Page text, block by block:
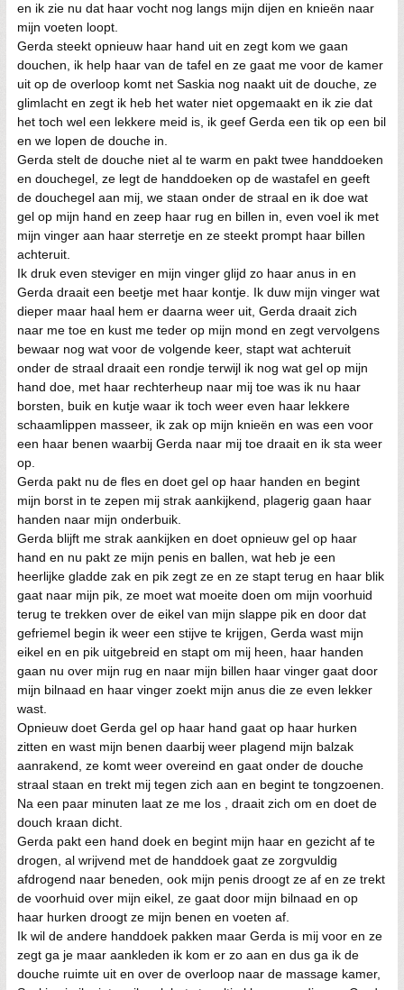
en ik zie nu dat haar vocht nog langs mijn dijen en knieën naar
mijn voeten loopt.
Gerda steekt opnieuw haar hand uit en zegt kom we gaan
douchen, ik help haar van de tafel en ze gaat me voor de kamer
uit op de overloop komt net Saskia nog naakt uit de douche, ze
glimlacht en zegt ik heb het water niet opgemaakt en ik zie dat
het toch wel een lekkere meid is, ik geef Gerda een tik op een bil
en we lopen de douche in.
Gerda stelt de douche niet al te warm en pakt twee handdoeken
en douchegel, ze legt de handdoeken op de wastafel en geeft
de douchegel aan mij, we staan onder de straal en ik doe wat
gel op mijn hand en zeep haar rug en billen in, even voel ik met
mijn vinger aan haar sterretje en ze steekt prompt haar billen
achteruit.
Ik druk even steviger en mijn vinger glijd zo haar anus in en
Gerda draait een beetje met haar kontje. Ik duw mijn vinger wat
dieper maar haal hem er daarna weer uit, Gerda draait zich
naar me toe en kust me teder op mijn mond en zegt vervolgens
bewaar nog wat voor de volgende keer, stapt wat achteruit
onder de straal draait een rondje terwijl ik nog wat gel op mijn
hand doe, met haar rechterheup naar mij toe was ik nu haar
borsten, buik en kutje waar ik toch weer even haar lekkere
schaamlippen masseer, ik zak op mijn knieën en was een voor
een haar benen waarbij Gerda naar mij toe draait en ik sta weer
op.
Gerda pakt nu de fles en doet gel op haar handen en begint
mijn borst in te zepen mij strak aankijkend, plagerig gaan haar
handen naar mijn onderbuik.
Gerda blijft me strak aankijken en doet opnieuw gel op haar
hand en nu pakt ze mijn penis en ballen, wat heb je een
heerlijke gladde zak en pik zegt ze en ze stapt terug en haar blik
gaat naar mijn pik, ze moet wat moeite doen om mijn voorhuid
terug te trekken over de eikel van mijn slappe pik en door dat
gefriemel begin ik weer een stijve te krijgen, Gerda wast mijn
eikel en en pik uitgebreid en stapt om mij heen, haar handen
gaan nu over mijn rug en naar mijn billen haar vinger gaat door
mijn bilnaad en haar vinger zoekt mijn anus die ze even lekker
wast.
Opnieuw doet Gerda gel op haar hand gaat op haar hurken
zitten en wast mijn benen daarbij weer plagend mijn balzak
aanrakend, ze komt weer overeind en gaat onder de douche
straal staan en trekt mij tegen zich aan en begint te tongzoenen.
Na een paar minuten laat ze me los , draait zich om en doet de
douch kraan dicht.
Gerda pakt een hand doek en begint mijn haar en gezicht af te
drogen, al wrijvend met de handdoek gaat ze zorgvuldig
afdrogend naar beneden, ook mijn penis droogt ze af en ze trekt
de voorhuid over mijn eikel, ze gaat door mijn bilnaad en op
haar hurken droogt ze mijn benen en voeten af.
Ik wil de andere handdoek pakken maar Gerda is mij voor en ze
zegt ga je maar aankleden ik kom er zo aan en dus ga ik de
douche ruimte uit en over de overloop naar de massage kamer,